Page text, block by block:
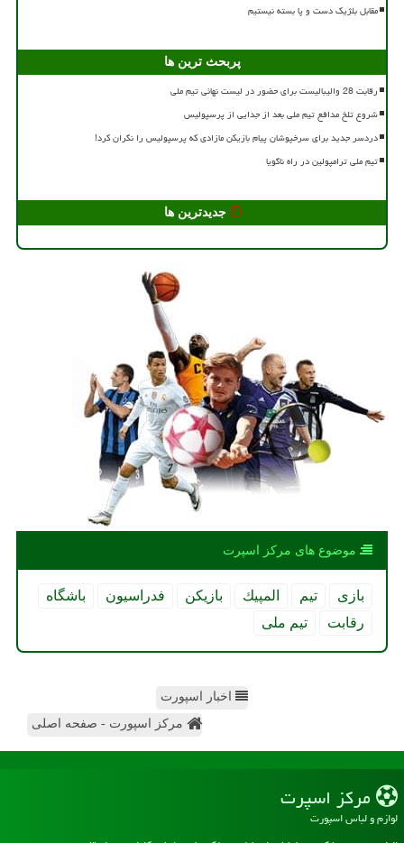
مقابل بلژیک دست و پا بسته نیستیم
پربحث ترین ها
رقابت 28 والیبالیست برای حضور در لیست نهائی تیم ملی
شروع تلخ مدافع تیم ملی بعد از جدایی از پرسپولیس
دردسر جدید برای سرخپوشان پیام بازیکن مازادی که پرسپولیس را نگران کرد!
تیم ملی ترامپولین در راه ناگویا
جدیدترین ها
موضوع های مركز اسپرت
بازی تیم المپیك بازیكن فدراسیون
باشگاه
رقابت
تیم ملی
اخبار اسپورت
مرکز اسپورت - صفحه اصلی
مركز اسپرت
لوازم و لباس اسپورت